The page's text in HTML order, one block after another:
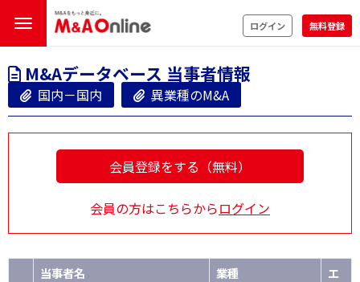
ログイン 無料登録
M&Aデータベース 当事者情報
国内－国内 異業種のM&A
会員登録をする（無料）
会員の方はこちらからログイン
当事者名 業種
エ